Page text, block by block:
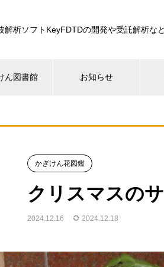
解析ソフトKeyFDTDの開発や受託解析な
ん図書館 お知らせ
かぎけん花図鑑
クリスマスの
2024.12.16 2024.12.18